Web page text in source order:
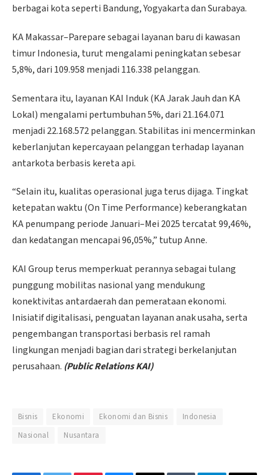
berbagai kota seperti Bandung, Yogyakarta dan Surabaya.
KA Makassar–Parepare sebagai layanan baru di kawasan
timur Indonesia, turut mengalami peningkatan sebesar
5,8%, dari 109.958 menjadi 116.338 pelanggan.
Sementara itu, layanan KAI Induk (KA Jarak Jauh dan KA
Lokal) mengalami pertumbuhan 5%, dari 21.164.071
menjadi 22.168.572 pelanggan. Stabilitas ini mencerminkan
keberlanjutan kepercayaan pelanggan terhadap layanan
antarkota berbasis kereta api.
“Selain itu, kualitas operasional juga terus dijaga. Tingkat
ketepatan waktu (On Time Performance) keberangkatan
KA penumpang periode Januari–Mei 2025 tercatat 99,46%,
dan kedatangan mencapai 96,05%,” tutup Anne.
KAI Group terus memperkuat perannya sebagai tulang
punggung mobilitas nasional yang mendukung
konektivitas antardaerah dan pemerataan ekonomi.
Inisiatif digitalisasi, penguatan layanan anak usaha, serta
pengembangan transportasi berbasis rel ramah
lingkungan menjadi bagian dari strategi berkelanjutan
perusahaan. (Public Relations KAI)
Bisnis Ekonomi Ekonomi dan Bisnis
Indonesia
Nasional
Nusantara